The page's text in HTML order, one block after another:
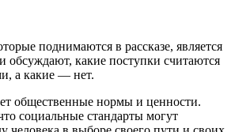
поднимаются в рассказе, является
обсуждают, какие поступки считаются
а какие — нет.
общественные нормы и ценности.
социальные стандарты могут